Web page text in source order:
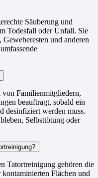
Säuberung und
Todesfall oder Unfall. Sie
und anderen
Familienmitgliedern,
beauftragt, sobald ein
desinfiziert werden muss.
Selbsttötung oder
Tatortreinigung gehören die
Flächen und